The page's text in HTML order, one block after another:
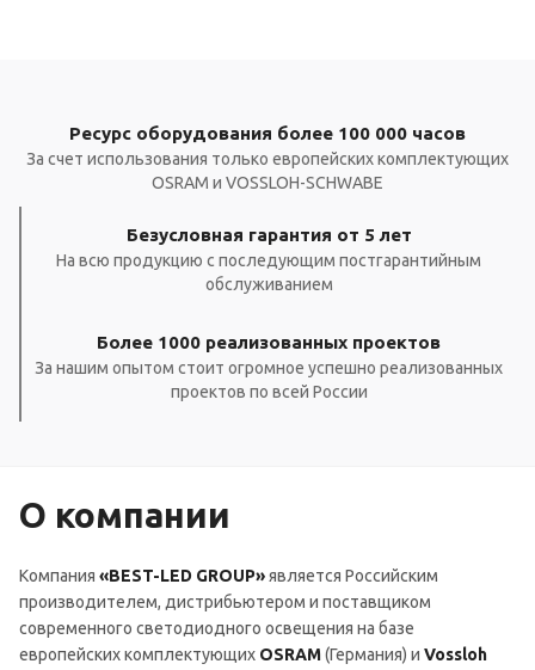
Ресурс оборудования более 100 000 часов
За счет использования только европейских комплектующих
OSRAM и VOSSLOH-SCHWABE
Безусловная гарантия от 5 лет
На всю продукцию с последующим постгарантийным
обслуживанием
Более 1000 реализованных проектов
За нашим опытом стоит огромное успешно реализованных
проектов по всей России
О компании
Компания «BEST-LED GROUP»является Российским
производителем, дистрибьютером и поставщиком
современного светодиодного освещения на базе
европейских комплектующих OSRAM(Германия) и Vossloh